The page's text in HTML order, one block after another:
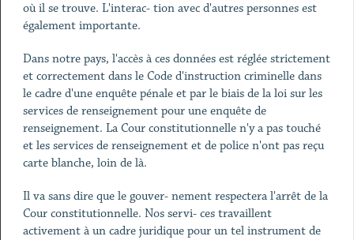
où il se trouve. L'interac- tion avec d'autres personnes est
également importante.
Dans notre pays, l'accès à ces données est réglée strictement
et correctement dans le Code d'instruction criminelle dans
le cadre d'une enquête pénale et par le biais de la loi sur les
services de renseignement pour une enquête de
renseignement. La Cour constitutionnelle n'y a pas touché
et les services de renseignement et de police n'ont pas reçu
carte blanche, loin de là.
Il va sans dire que le gouver- nement respectera l'arrêt de la
Cour constitutionnelle. Nos servi- ces travaillent
activement à un cadre juridique pour un tel instrument de